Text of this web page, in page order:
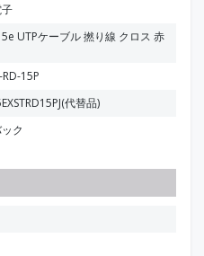
UTPケーブル 撚り線 クロス 赤
RD-15P
代替品)
ク